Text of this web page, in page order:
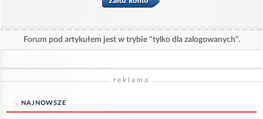
Forum pod artykułem jest w trybie "tylko dla zalogowanych".
reklama
NAJNOWSZE